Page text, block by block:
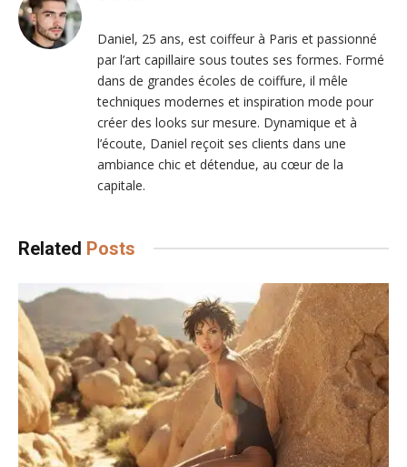
Daniel, 25 ans, est coiffeur à Paris et passionné
par l’art capillaire sous toutes ses formes. Formé
dans de grandes écoles de coiffure, il mêle
techniques modernes et inspiration mode pour
créer des looks sur mesure. Dynamique et à
l’écoute, Daniel reçoit ses clients dans une
ambiance chic et détendue, au cœur de la
capitale.
Related Posts